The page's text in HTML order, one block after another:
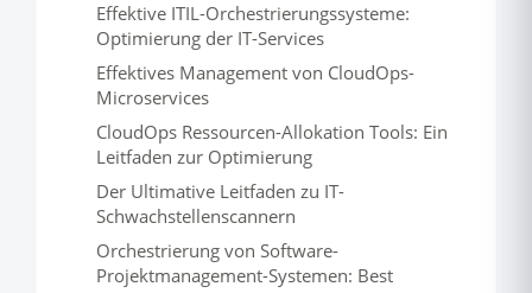
Effektive ITIL-Orchestrierungssysteme:
Optimierung der IT-Services
Effektives Management von CloudOps-
Microservices
CloudOps Ressourcen-Allokation Tools: Ein
Leitfaden zur Optimierung
Der Ultimative Leitfaden zu IT-
Schwachstellenscannern
Orchestrierung von Software-
Projektmanagement-Systemen: Best